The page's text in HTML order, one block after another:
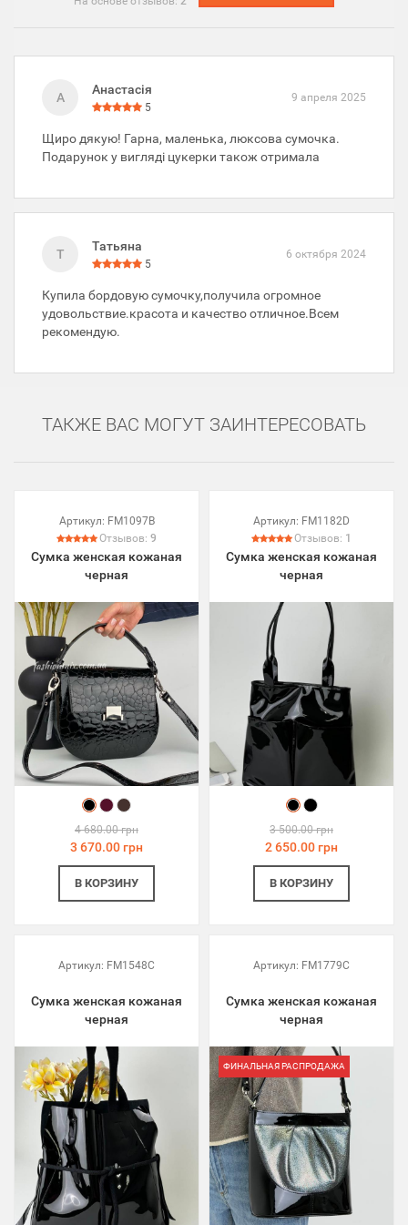
А
Анастасія
5
9 апреля 2025
Щиро дякую! Гарна, маленька, люксова сумочка.
Подарунок у вигляді цукерки також отримала ️
Т
Татьяна
5
6 октября 2024
Купила бордовую сумочку,получила огромное
удовольствие.красота и качество отличное.Всем
рекомендую.
ТАКЖЕ ВАС МОГУТ ЗАИНТЕРЕСОВАТЬ
Артикул: FM1097B
Отзывов: 9
Сумка женская кожаная
черная
4 680.00 грн
3 670.00 грн
В КОРЗИНУ
Артикул: FM1182D
Отзывов: 1
Сумка женская кожаная
черная
3 500.00 грн
2 650.00 грн
В КОРЗИНУ
Артикул: FM1548C
Сумка женская кожаная
черная
Артикул: FM1779C
Сумка женская кожаная
черная
ФИНАЛЬНАЯ РАСПРОДАЖА